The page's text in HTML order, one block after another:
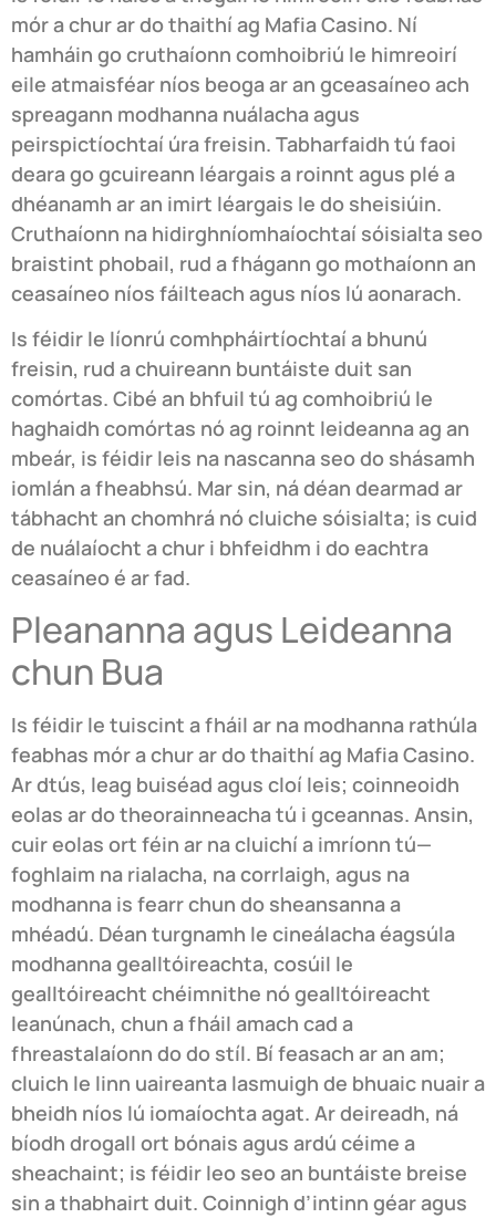
mór a chur ar do thaithí ag Mafia Casino. Ní
hamháin go cruthaíonn comhoibriú le himreoirí
eile atmaisféar níos beoga ar an gceasaíneo ach
spreagann modhanna nuálacha agus
peirspictíochtaí úra freisin. Tabharfaidh tú faoi
deara go gcuireann léargais a roinnt agus plé a
dhéanamh ar an imirt léargais le do sheisiúin.
Cruthaíonn na hidirghníomhaíochtaí sóisialta seo
braistint phobail, rud a fhágann go mothaíonn an
ceasaíneo níos fáilteach agus níos lú aonarach.
Is féidir le líonrú comhpháirtíochtaí a bhunú
freisin, rud a chuireann buntáiste duit san
comórtas. Cibé an bhfuil tú ag comhoibriú le
haghaidh comórtas nó ag roinnt leideanna ag an
mbeár, is féidir leis na nascanna seo do shásamh
iomlán a fheabhsú. Mar sin, ná déan dearmad ar
tábhacht an chomhrá nó cluiche sóisialta; is cuid
de nuálaíocht a chur i bhfeidhm i do eachtra
ceasaíneo é ar fad.
Pleananna agus Leideanna
chun Bua
Is féidir le tuiscint a fháil ar na modhanna rathúla
feabhas mór a chur ar do thaithí ag Mafia Casino.
Ar dtús, leag buiséad agus cloí leis; coinneoidh
eolas ar do theorainneacha tú i gceannas. Ansin,
cuir eolas ort féin ar na cluichí a imríonn tú—
foghlaim na rialacha, na corrlaigh, agus na
modhanna is fearr chun do sheansanna a
mhéadú. Déan turgnamh le cineálacha éagsúla
modhanna gealltóireachta, cosúil le
gealltóireacht chéimnithe nó gealltóireacht
leanúnach, chun a fháil amach cad a
fhreastalaíonn do do stíl. Bí feasach ar an am;
cluich le linn uaireanta lasmuigh de bhuaic nuair a
bheidh níos lú iomaíochta agat. Ar deireadh, ná
bíodh drogall ort bónais agus ardú céime a
sheachaint; is féidir leo seo an buntáiste breise
sin a thabhairt duit. Coinnigh d’intinn géar agus